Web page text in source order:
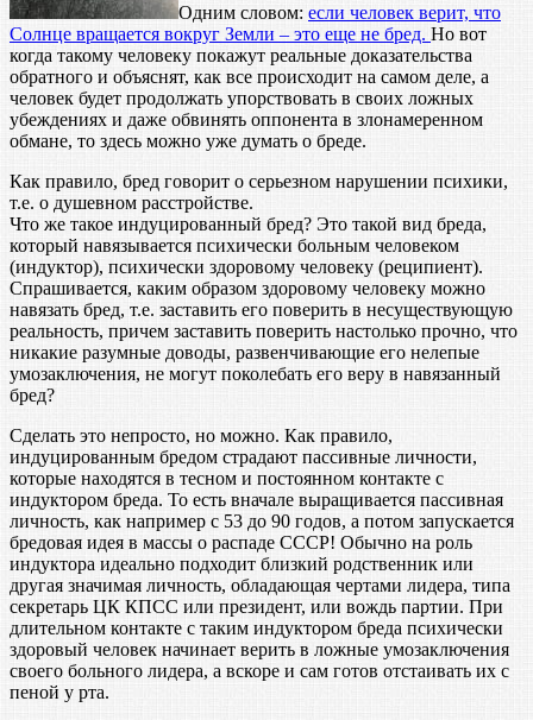
Одним словом: если человек верит, что
Солнце вращается вокруг Земли – это еще не бред. Но вот
когда такому человеку покажут реальные доказательства
обратного и объяснят, как все происходит на самом деле, а
человек будет продолжать упорствовать в своих ложных
убеждениях и даже обвинять оппонента в злонамеренном
обмане, то здесь можно уже думать о бреде.
Как правило, бред говорит о серьезном нарушении психики,
т.е. о душевном расстройстве.
Что же такое индуцированный бред? Это такой вид бреда,
который навязывается психически больным человеком
(индуктор), психически здоровому человеку (реципиент).
Спрашивается, каким образом здоровому человеку можно
навязать бред, т.е. заставить его поверить в несуществующую
реальность, причем заставить поверить настолько прочно, что
никакие разумные доводы, развенчивающие его нелепые
умозаключения, не могут поколебать его веру в навязанный
бред?
Сделать это непросто, но можно. Как правило,
индуцированным бредом страдают пассивные личности,
которые находятся в тесном и постоянном контакте с
индуктором бреда. То есть вначале выращивается пассивная
личность, как например с 53 до 90 годов, а потом запускается
бредовая идея в массы о распаде СССР! Обычно на роль
индуктора идеально подходит близкий родственник или
другая значимая личность, обладающая чертами лидера, типа
секретарь ЦК КПСС или президент, или вождь партии. При
длительном контакте с таким индуктором бреда психически
здоровый человек начинает верить в ложные умозаключения
своего больного лидера, а вскоре и сам готов отстаивать их с
пеной у рта.